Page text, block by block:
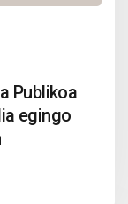
Publikoa
egingo